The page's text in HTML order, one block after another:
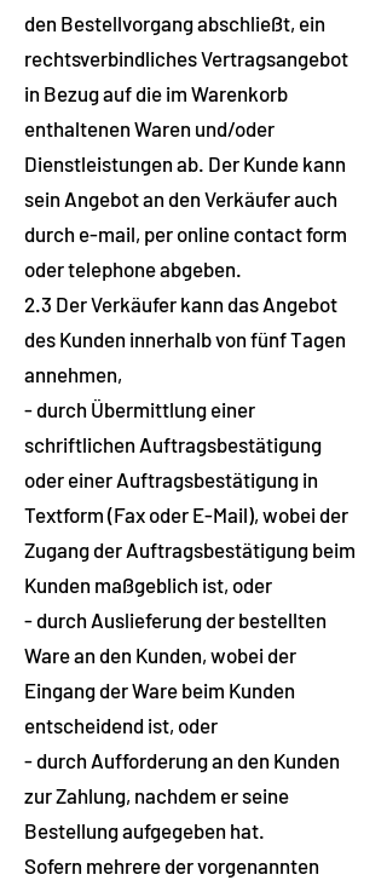
den Bestellvorgang abschließt, ein
rechtsverbindliches Vertragsangebot
in Bezug auf die im Warenkorb
enthaltenen Waren und/oder
Dienstleistungen ab. Der Kunde kann
sein Angebot an den Verkäufer auch
durch e-mail, per online contact form
oder telephone abgeben.
2.3 Der Verkäufer kann das Angebot
des Kunden innerhalb von fünf Tagen
annehmen,
- durch Übermittlung einer
schriftlichen Auftragsbestätigung
oder einer Auftragsbestätigung in
Textform (Fax oder E-Mail), wobei der
Zugang der Auftragsbestätigung beim
Kunden maßgeblich ist, oder
- durch Auslieferung der bestellten
Ware an den Kunden, wobei der
Eingang der Ware beim Kunden
entscheidend ist, oder
- durch Aufforderung an den Kunden
zur Zahlung, nachdem er seine
Bestellung aufgegeben hat.
Sofern mehrere der vorgenannten